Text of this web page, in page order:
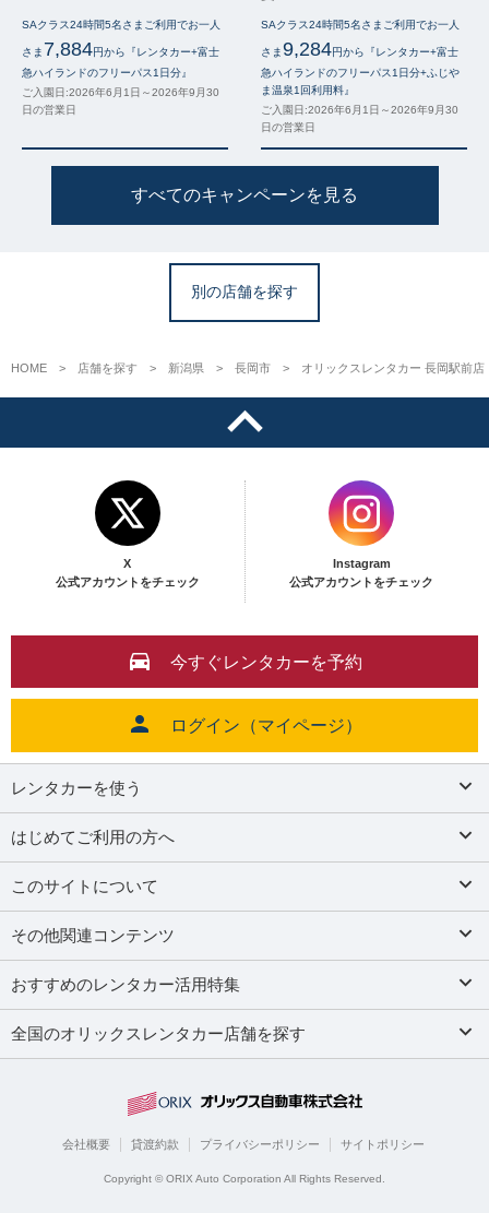
SAクラス24時間5名さまご利用でお一人
さま 7,884円から『レンタカー+富士
急ハイランドのフリーパス1日分』
ご入園日:2026年6月1日～2026年9月30
日の営業日
SAクラス24時間5名さまご利用でお一人
さま9,284円から『レンタカー+富士
急ハイランドのフリーパス1日分+ふじや
ま温泉1回利用料』
ご入園日:2026年6月1日～2026年9月30
日の営業日
すべてのキャンペーンを見る
別の店舗を探す
HOME 店舗を探す 新潟県 長岡市 オリックスレンタカー 長岡駅前店
X
公式アカウントをチェック
Instagram
公式アカウントをチェック
今すぐレンタカーを予約
ログイン（マイページ）
レンタカーを使う
はじめてご利用の方へ
このサイトについて
その他関連コンテンツ
おすすめのレンタカー活用特集
全国のオリックスレンタカー店舗を探す
会社概要 貸渡約款 プライバシーポリシー サイトポリシー
Copyright © ORIX Auto Corporation All Rights Reserved.